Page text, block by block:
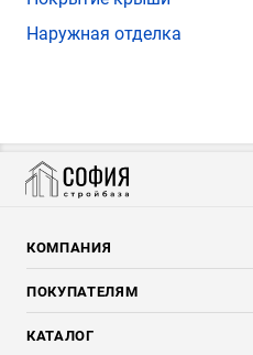
Наружная отделка
КОМПАНИЯ
Компания
Услуги
ПОКУПАТЕЛЯМ
Скидки стройкомпаниям
КАТАЛОГ